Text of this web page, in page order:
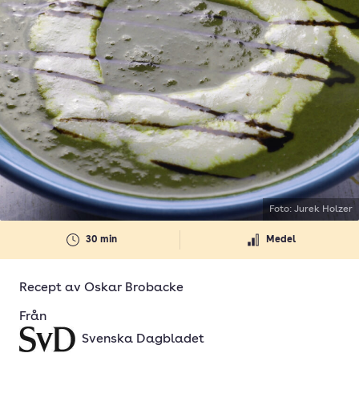
30 min Medel
Recept av Oskar Brobacke
Från
Svenska Dagbladet
Foto: Jurek Holzer